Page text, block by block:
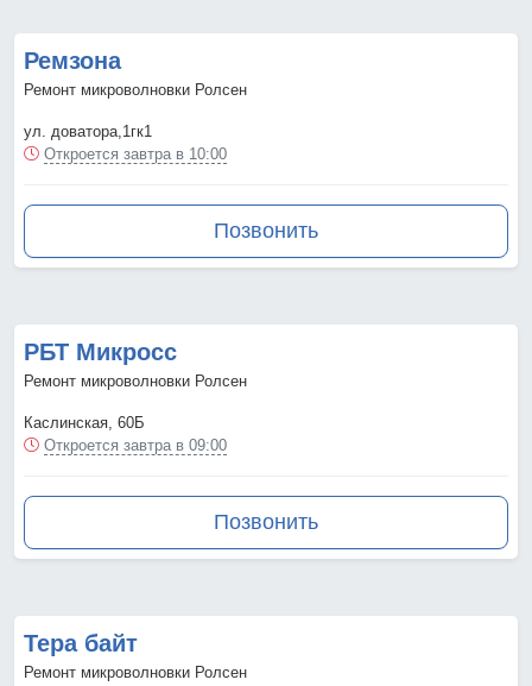
Ремзона
Ремонт микроволновки Ролсен
ул. доватора,1гк1
Откроется завтра в 10:00
Позвонить
РБТ Микросс
Ремонт микроволновки Ролсен
Каслинская, 60Б
Откроется завтра в 09:00
Позвонить
Тера байт
Ремонт микроволновки Ролсен